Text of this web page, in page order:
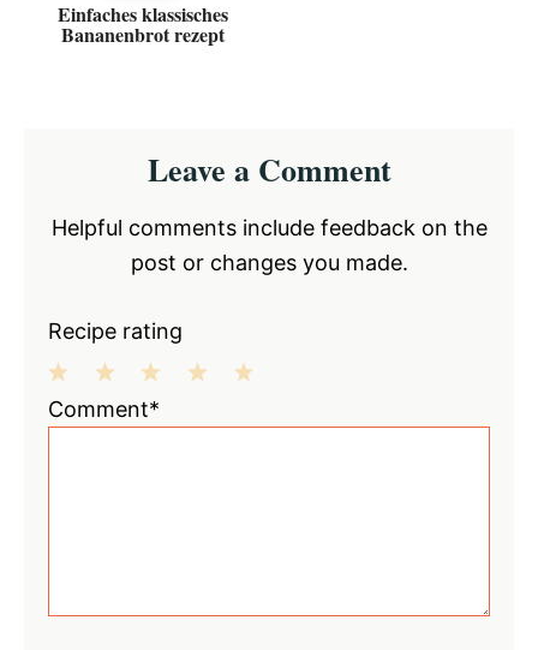
Einfaches klassisches
Bananenbrot rezept
InteractionsLeave a Comment
Helpful comments include feedback on the
post or changes you made.
Recipe rating
3
2
1
Comment*